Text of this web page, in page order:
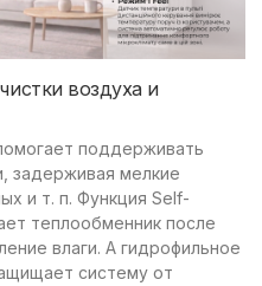
воздуха и
поддерживать
задерживая мелкие
и т. п. Функция Self-
теплообменник после
влаги. А гидрофильное
систему от